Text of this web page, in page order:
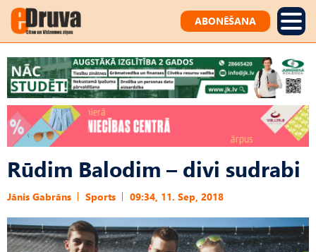
ABONĒŠANA
Rūdim Balodim – divi sudrabi
Jānis Gabrāns Sports 09:34, 11. Sep, 2018